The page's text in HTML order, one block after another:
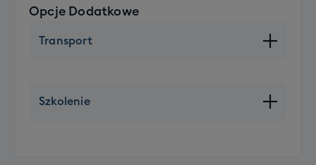
Opcje Dodatkowe
Transport
Szkolenie